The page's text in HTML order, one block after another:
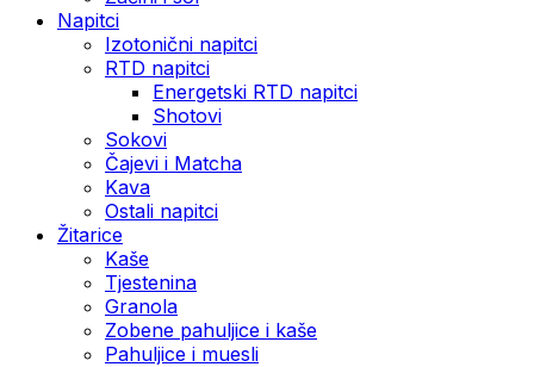
Napitci
Izotonični napitci
RTD napitci
Energetski RTD napitci
Shotovi
Sokovi
Čajevi i Matcha
Kava
Ostali napitci
Žitarice
Kaše
Tjestenina
Granola
Zobene pahuljice i kaše
Pahuljice i muesli